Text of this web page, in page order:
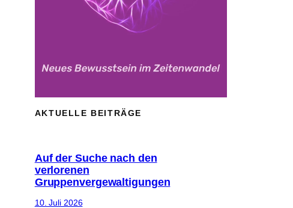
AKTUELLE BEITRÄGE
Auf der Suche nach den
verlorenen
Gruppenvergewaltigungen
10. Juli 2026